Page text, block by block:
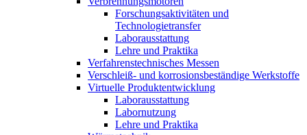
Forschungsaktivitäten und
Technologietransfer
Laborausstattung
Lehre und Praktika
Verfahrenstechnisches Messen
Verschleiß- und korrosionsbeständige Werkstoffe
Virtuelle Produktentwicklung
Laborausstattung
Labornutzung
Lehre und Praktika